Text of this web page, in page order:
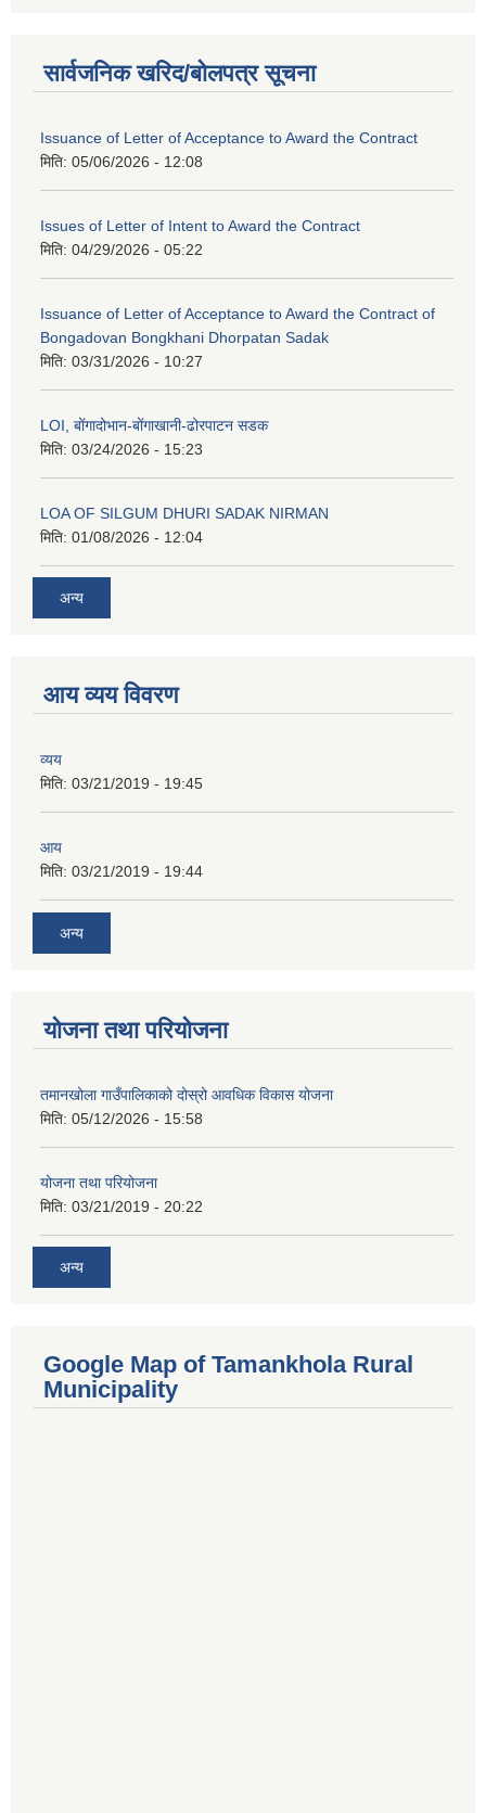
सार्वजनिक खरिद/बोलपत्र सूचना
Issuance of Letter of Acceptance to Award the Contract
मिति: 05/06/2026 - 12:08
Issues of Letter of Intent to Award the Contract
मिति: 04/29/2026 - 05:22
Issuance of Letter of Acceptance to Award the Contract of
Bongadovan Bongkhani Dhorpatan Sadak
मिति: 03/31/2026 - 10:27
LOI, बोंगादोभान-बोंगाखानी-ढोरपाटन सडक
मिति: 03/24/2026 - 15:23
LOA OF SILGUM DHURI SADAK NIRMAN
मिति: 01/08/2026 - 12:04
अन्य
आय व्यय विवरण
व्यय
मिति: 03/21/2019 - 19:45
आय
मिति: 03/21/2019 - 19:44
अन्य
योजना तथा परियोजना
तमानखोला गाउँपालिकाको दोस्रो आवधिक विकास योजना
मिति: 05/12/2026 - 15:58
योजना तथा परियोजना
मिति: 03/21/2019 - 20:22
अन्य
Google Map of Tamankhola Rural
Municipality